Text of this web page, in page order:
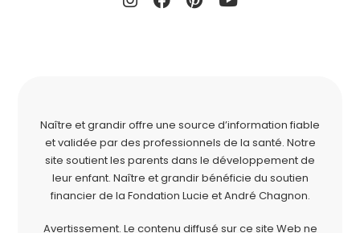
Naître et grandir offre une source d’information fiable
et validée par des professionnels de la santé. Notre
site soutient les parents dans le développement de
leur enfant. Naître et grandir bénéficie du soutien
financier de la Fondation Lucie et André Chagnon.
Avertissement. Le contenu diffusé sur ce site Web ne